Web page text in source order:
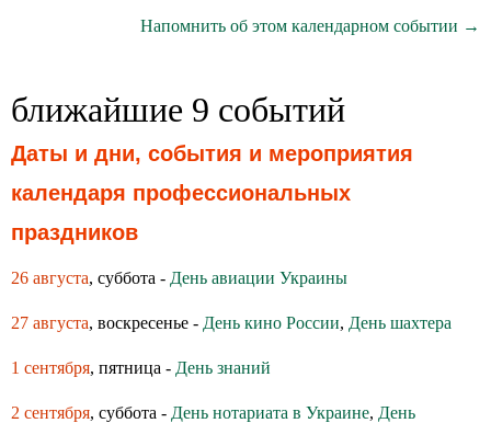
Напомнить об этом календарном событии →
ближайшие 9 событий
Даты и дни, события и мероприятия
календаря профессиональных
праздников
26 августа, суббота - День авиации Украины
27 августа, воскресенье - День кино России, День шахтера
1 сентября, пятница - День знаний
2 сентября, суббота - День нотариата в Украине, День